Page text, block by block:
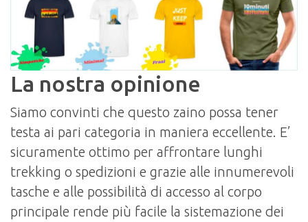
La nostra opinione
Siamo convinti che questo zaino possa tener
testa ai pari categoria in maniera eccellente. E’
sicuramente ottimo per affrontare lunghi
trekking o spedizioni e grazie alle innumerevoli
tasche e alle possibilità di accesso al corpo
principale rende più facile la sistemazione dei